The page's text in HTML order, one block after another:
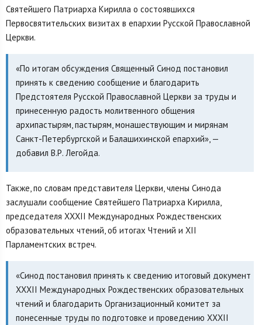
Святейшего Патриарха Кирилла о состоявшихся
Первосвятительских визитах в епархии Русской Православной
Церкви.
«По итогам обсуждения Священный Синод постановил
принять к сведению сообщение и благодарить
Предстоятеля Русской Православной Церкви за труды и
принесенную радость молитвенного общения
архипастырям, пастырям, монашествующим и мирянам
Санкт-Петербургской и Балашихинской епархий», —
добавил В.Р. Легойда.
Также, по словам представителя Церкви, члены Синода
заслушали сообщение Святейшего Патриарха Кирилла,
председателя XXXII Международных Рождественских
образовательных чтений, об итогах Чтений и XII
Парламентских встреч.
«Синод постановил принять к сведению итоговый документ
XXХII Международных Рождественских образовательных
чтений и благодарить Организационный комитет за
понесенные труды по подготовке и проведению XXХII